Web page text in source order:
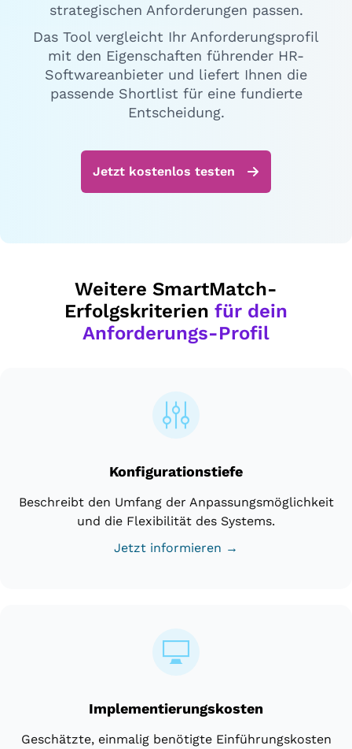
strategischen Anforderungen passen.
Das Tool vergleicht Ihr Anforderungsprofil
mit den Eigenschaften führender HR-
Softwareanbieter und liefert Ihnen die
passende Shortlist für eine fundierte
Entscheidung.
Jetzt kostenlos testen
Weitere SmartMatch-
Erfolgskriterien für dein
Anforderungs-Profil
Konfigurationstiefe
Beschreibt den Umfang der Anpassungsmöglichkeit
und die Flexibilität des Systems.
Jetzt informieren →
Implementierungskosten
Geschätzte, einmalig benötigte Einführungskosten